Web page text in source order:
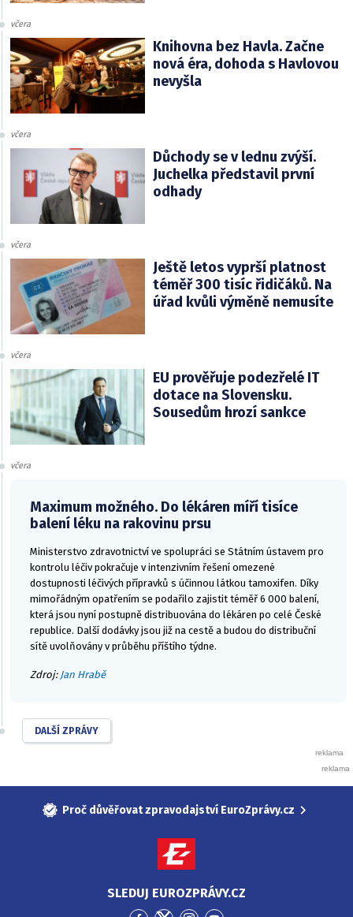
včera
Knihovna bez Havla. Začne
nová éra, dohoda s Havlovou
nevyšla
včera
Důchody se v lednu zvýší.
Juchelka představil první
odhady
včera
Ještě letos vyprší platnost
téměř 300 tisíc řidičáků. Na
úřad kvůli výměně nemusíte
včera
EU prověřuje podezřelé IT
dotace na Slovensku.
Sousedům hrozí sankce
včera
Maximum možného. Do lékáren míří tisíce
balení léku na rakovinu prsu
Ministerstvo zdravotnictví ve spolupráci se Státním ústavem pro
kontrolu léčiv pokračuje v intenzivním řešení omezené
dostupnosti léčivých přípravků s účinnou látkou tamoxifen. Díky
mimořádným opatřením se podařilo zajistit téměř 6 000 balení,
která jsou nyní postupně distribuována do lékáren po celé České
republice. Další dodávky jsou již na cestě a budou do distribuční
sítě uvolňovány v průběhu příštího týdne.
Zdroj: Jan Hrabě
DALŠÍ ZPRÁVY
Proč důvěřovat zpravodajství EuroZprávy.cz
SLEDUJ EUROZPRÁVY.CZ